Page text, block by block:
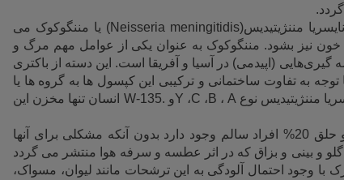
.
مننژیتیدیس(Neisseria meningitidis) یا مننگوکوک می
نیز بشود. مننگوکوک به عنوان یکی از عوامل مهم مرگ و
(اپیدمی) در آسیا و آفریقا است. این دسته از باکتری
به تفاوت ساختمانی و ترکیبی این کپسول ها به گروه ها یا
مننژیتیدیس نوع A ، B ، C، Yو W-135. انسان تنها مخزن این
این باکتری بصورت بی خطر و همزیست در گلو و حلق 20% افراد سالم وجود دارد بدون آنکه مشکلی برای آنها
گلو و بینی و بزاق که در اثر عطسه و سرفه هوا منتشر می گردد
با وجود احتمال آلودگی به این ترشحات مانند لیوان، مسواک،